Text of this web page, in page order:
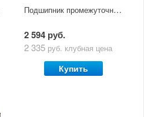
Подшипник промежуточного вала Mazda CX-5 (2011-по н.в.)
2 594 руб.
2 335 руб. клубная цена
Купить